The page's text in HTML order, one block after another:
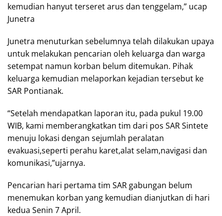
kemudian hanyut terseret arus dan tenggelam,” ucap
Junetra
Junetra menuturkan sebelumnya telah dilakukan upaya
untuk melakukan pencarian oleh keluarga dan warga
setempat namun korban belum ditemukan. Pihak
keluarga kemudian melaporkan kejadian tersebut ke
SAR Pontianak.
“Setelah mendapatkan laporan itu, pada pukul 19.00
WIB, kami memberangkatkan tim dari pos SAR Sintete
menuju lokasi dengan sejumlah peralatan
evakuasi,seperti perahu karet,alat selam,navigasi dan
komunikasi,”ujarnya.
Pencarian hari pertama tim SAR gabungan belum
menemukan korban yang kemudian dianjutkan di hari
kedua Senin 7 April.